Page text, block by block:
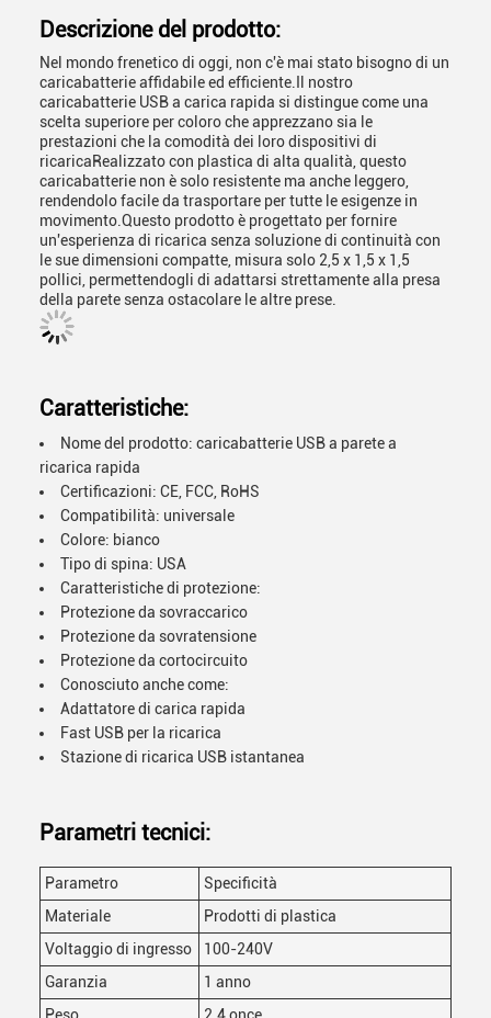
Descrizione del prodotto:
Nel mondo frenetico di oggi, non c'è mai stato bisogno di un
caricabatterie affidabile ed efficiente.Il nostro
caricabatterie USB a carica rapida si distingue come una
scelta superiore per coloro che apprezzano sia le
prestazioni che la comodità dei loro dispositivi di
ricaricaRealizzato con plastica di alta qualità, questo
caricabatterie non è solo resistente ma anche leggero,
rendendolo facile da trasportare per tutte le esigenze in
movimento.Questo prodotto è progettato per fornire
un'esperienza di ricarica senza soluzione di continuità con
le sue dimensioni compatte, misura solo 2,5 x 1,5 x 1,5
pollici, permettendogli di adattarsi strettamente alla presa
della parete senza ostacolare le altre prese.
Caratteristiche:
Nome del prodotto: caricabatterie USB a parete a
ricarica rapida
Certificazioni: CE, FCC, RoHS
Compatibilità: universale
Colore: bianco
Tipo di spina: USA
Caratteristiche di protezione:
Protezione da sovraccarico
Protezione da sovratensione
Protezione da cortocircuito
Conosciuto anche come:
Adattatore di carica rapida
Fast USB per la ricarica
Stazione di ricarica USB istantanea
Parametri tecnici:
Parametro
Specificità
Materiale
Prodotti di plastica
Voltaggio di ingresso
100-240V
Garanzia
1 anno